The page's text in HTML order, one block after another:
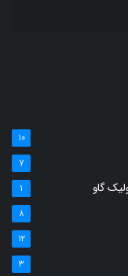
۱۰
۷
گاو ۱
۸
۱۲
۳